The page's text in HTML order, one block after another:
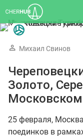
Михаил Свинов
Золото,
Московском
25 февраля,
поединков в